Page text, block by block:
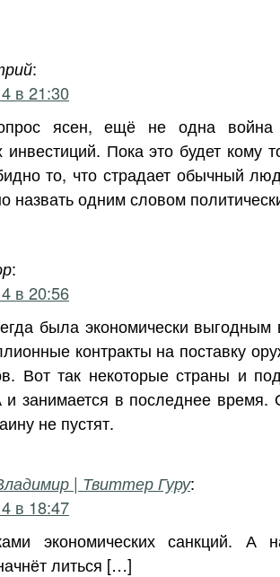
:
в 21:30
ясен, ещё не одна
инвестиций. Пока это будет кому
то, что страдает обычный
назвать одним словом
:
в 20:56
была экономически
контракты на поставку
Вот так некоторые страны и
занимается в последнее время.
не пустят.
| Твиттер Гуру:
в 18:47
экономических санкций. А
литься […]